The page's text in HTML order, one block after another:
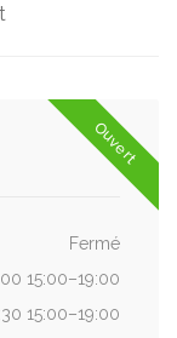
Ouvert
Fermé
15:00–19:00
15:00–19:00